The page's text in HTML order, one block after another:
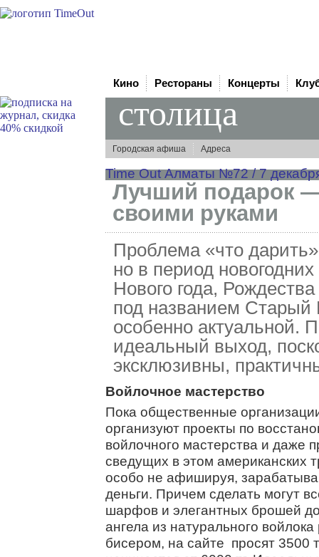
Кино Рестораны Концерты
столица
Городская афиша Адреса
Time Out Алматы №72 / 7
Лучший подарок
своими руками
Проблема «что
но в период
Нового года,
под названием Старый
особенно актуальной.
идеальный выход,
эксклюзивны,
Войлочное мастерство
Пока общественные
организуют проекты по
войлочного мастерства и даже
сведущих в этом американских
особо не афишируя,
деньги. Причем сделать могут
шарфов и элегантных брошей
ангела из натурального
бисером, на сайте просят 3500